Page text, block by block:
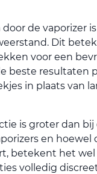
de vaporizer
Dit
voor een
beste resultaten
in plaats van
is groter dan bij
en hoewel
betekent het wel
volledig